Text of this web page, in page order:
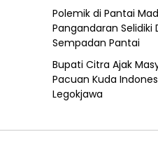
Polemik di Pantai
Pangandaran Selidiki
Sempadan Pantai
Bupati Citra Ajak
Pacuan Kuda
Legokjawa